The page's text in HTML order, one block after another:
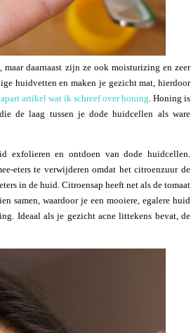
daarnaast zijn ze ook moisturizing en zeer
huidvetten en maken je gezicht mat, hierdoor
artikel wat ik schreef over honing. Honing is
de laag tussen je dode huidcellen als ware
exfolieren en ontdoen van dode huidcellen.
eters te verwijderen omdat het citroenzuur de
in de huid. Citroensap heeft net als de tomaat
samen, waardoor je een mooiere, egalere huid
Ideaal als je gezicht acne littekens bevat, de